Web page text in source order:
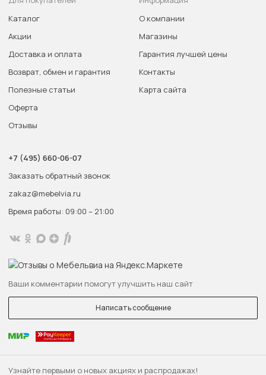
Узнайте первыми о новых акциях и распродажах!
Каталог
Акции
Доставка и оплата
Возврат, обмен и гарантия
Полезные статьи
Оферта
Отзывы
О компании
Магазины
Гарантия лучшей цены
Контакты
Карта сайта
+7 (495) 660-06-07
Заказать обратный звонок
zakaz@mebelvia.ru
Время работы: 09:00 – 21:00
Ваши комментарии помогут улучшить наш сайт
Написать сообщение